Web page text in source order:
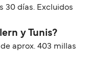
30 días. Excluidos
y Tunis?
aprox. 403 millas